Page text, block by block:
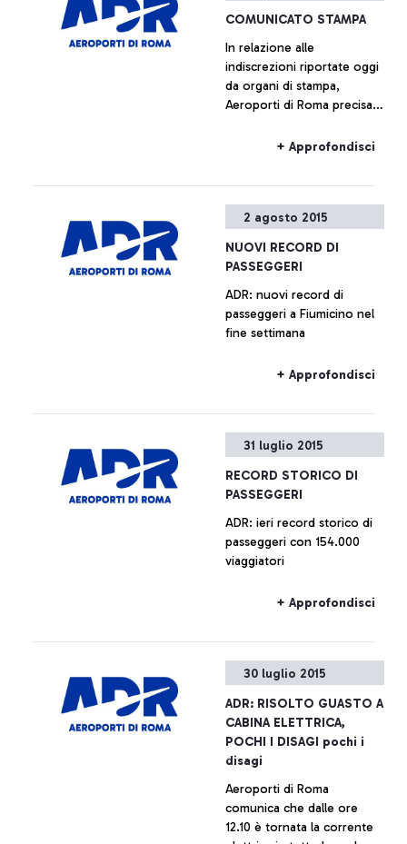
COMUNICATO STAMPA
In relazione alle
indiscrezioni riportate oggi
da organi di stampa,
Aeroporti di Roma precisa
di alcun piano immobiliare
all’interno del sedime
+ Approfondisci
2 agosto 2015
NUOVI RECORD DI
PASSEGGERI
ADR: nuovi record di
passeggeri a Fiumicino nel
fine settimana
+ Approfondisci
31 luglio 2015
RECORD STORICO DI
PASSEGGERI
ADR: ieri record storico di
passeggeri con 154.000
viaggiatori
+ Approfondisci
30 luglio 2015
ADR: RISOLTO GUASTO A
CABINA ELETTRICA,
POCHI I DISAGI pochi i
disagi
Aeroporti di Roma
comunica che dalle ore
12.10 è tornata la corrente